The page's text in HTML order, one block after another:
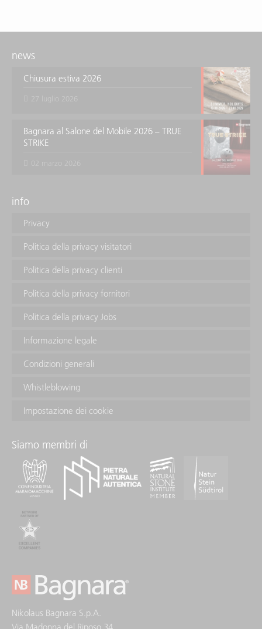
news
Chiusura estiva 2026
Bagnara al Salone del Mobile 2026 – TRUE
STRIKE
info
Privacy
Politica della privacy visitatori
Politica della privacy clienti
Politica della privacy fornitori
Politica della privacy Jobs
Informazione legale
Condizioni generali
Whistleblowing
Impostazione dei cookie
Siamo membri di
Nikolaus Bagnara S.p.A.
Via Madonna del Riposo 34